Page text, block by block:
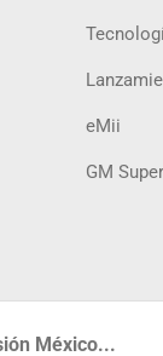
eMii
GM